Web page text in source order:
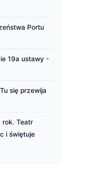
Portu
19a ustawy -
się przewija
rok. Teatr
i świętuje